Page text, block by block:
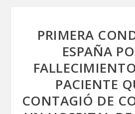
PRIMERA
ESPAÑA
PACIENTE
CONTAGIÓ DE